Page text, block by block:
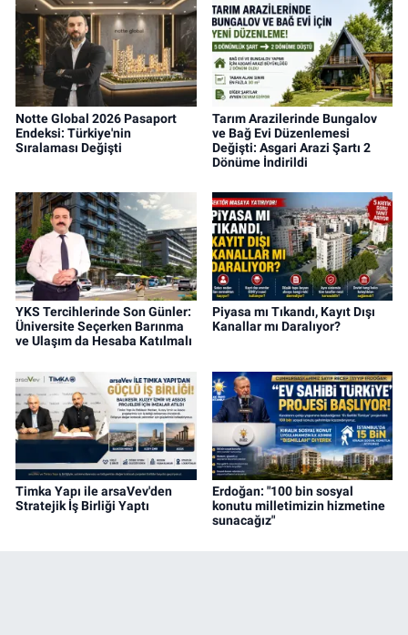
Notte Global 2026 Pasaport
Endeksi: Türkiye'nin
Sıralaması Değişti
Tarım Arazilerinde Bungalov
ve Bağ Evi Düzenlemesi
Değişti: Asgari Arazi Şartı 2
Dönüme İndirildi
YKS Tercihlerinde Son Günler:
Üniversite Seçerken Barınma
ve Ulaşım da Hesaba Katılmalı
Piyasa mı Tıkandı, Kayıt Dışı
Kanallar mı Daralıyor?
Timka Yapı ile arsaVev'den
Stratejik İş Birliği Yaptı
Erdoğan: "100 bin sosyal
konutu milletimizin hizmetine
sunacağız"